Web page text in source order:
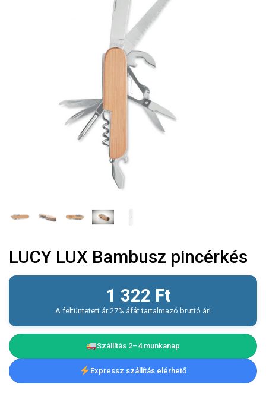
LUCY LUX Bambusz pincérkés
1 322 Ft
A feltüntetett ár 27% áfát tartalmazó bruttó ár!
Szállítás 2–4 munkanap
Expressz szállítás elérhető